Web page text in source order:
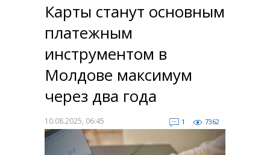
Карты станут основным
платежным
инструментом в
Молдове максимум
через два года
10.08.2025, 06:45 1 7362